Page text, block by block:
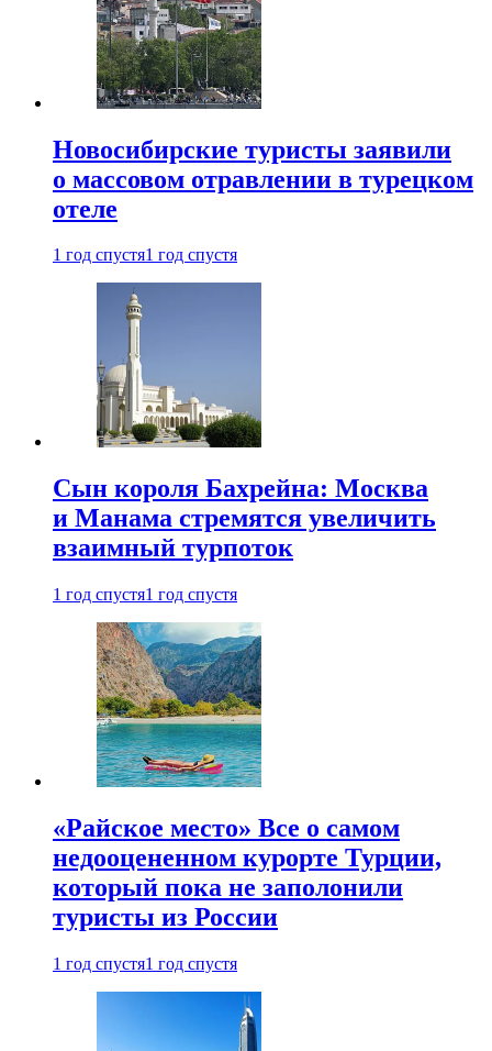
Новосибирские туристы заявили
о массовом отравлении в турецком
отеле
1 год спустя1 год спустя
Сын короля Бахрейна: Москва
и Манама стремятся увеличить
взаимный турпоток
1 год спустя1 год спустя
«Райское место» Все о самом
недооцененном курорте Турции,
который пока не заполонили
туристы из России
1 год спустя1 год спустя